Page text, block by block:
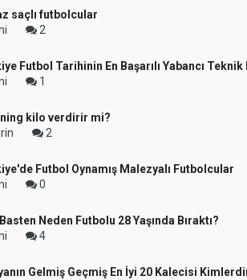
saçlı futbolcular
2
Futbol Tarihinin En Başarılı Yabancı
1
kilo verdirir mi?
2
Futbol Oynamış Malezyalı Futbolcular
0
Neden Futbolu 28 Yaşında Bıraktı?
4
Gelmiş Geçmiş En İyi 20 Kalecisi